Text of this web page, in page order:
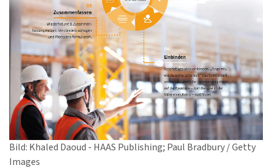
Bild: Khaled Daoud - HAAS Publishing; Paul Bradbury / Getty
Images